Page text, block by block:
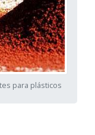
para plásticos